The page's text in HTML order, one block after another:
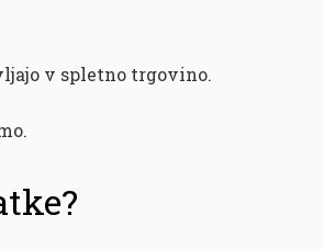
v spletno trgovino.